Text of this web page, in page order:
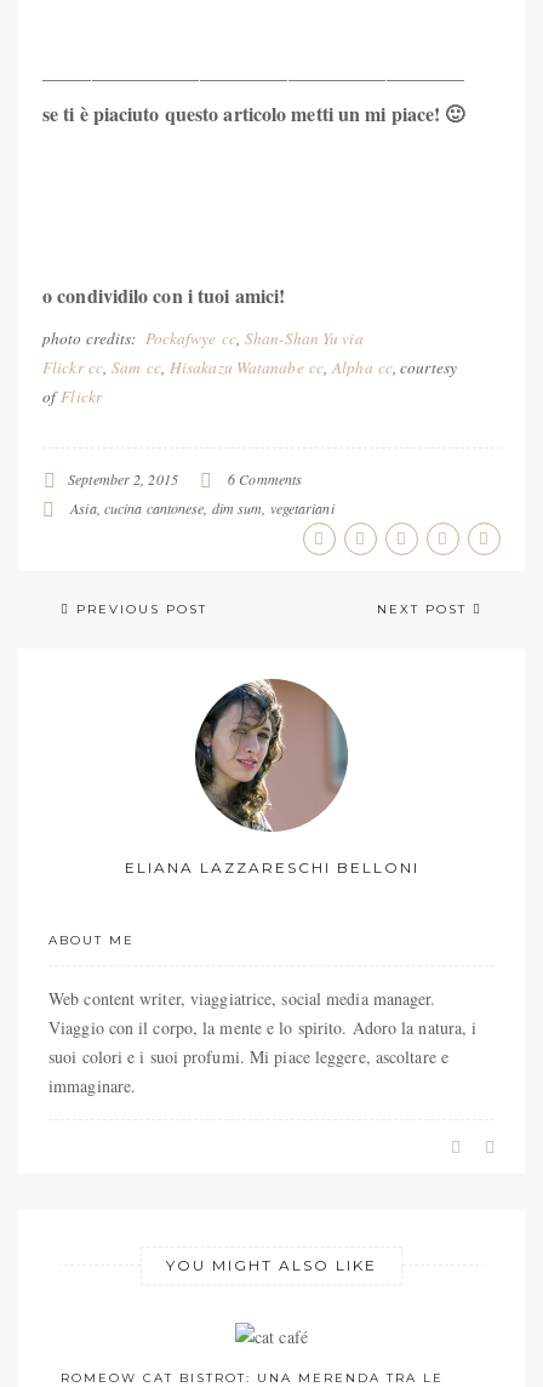
se ti è piaciuto questo articolo metti un mi piace! 🙂
o condividilo con i tuoi amici!
photo credits: Pockafwye cc,Shan-Shan Yu via
Flickr cc,Sam cc, Hisakazu Watanabe cc,Alpha cc, courtesy
ofFlickr
September 2, 2015
6 Comments
Asia, cucina cantonese dim sum vegetariani
PREVIOUS POST NEXT POST
ELIANA LAZZARESCHI BELLONI
ABOUT ME
Web content writer, viaggiatrice, social media manager.
Viaggio con il corpo, la mente e lo spirito. Adoro la natura, i
suoi colori e i suoi profumi. Mi piace leggere, ascoltare e
immaginare.
YOU MIGHT ALSO LIKE